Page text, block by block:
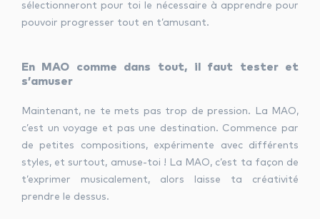
sélectionneront pour toi le nécessaire à apprendre pour
pouvoir progresser tout en t’amusant.
En MAO comme dans tout, il faut tester et
s’amuser
Maintenant, ne te mets pas trop de pression. La MAO,
c’est un voyage et pas une destination. Commence par
de petites compositions, expérimente avec différents
styles, et surtout, amuse-toi ! La MAO, c’est ta façon de
t’exprimer musicalement, alors laisse ta créativité
prendre le dessus.